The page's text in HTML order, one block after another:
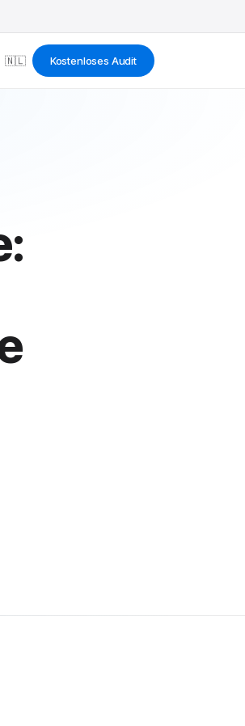
🇳🇱 Kostenloses Audit